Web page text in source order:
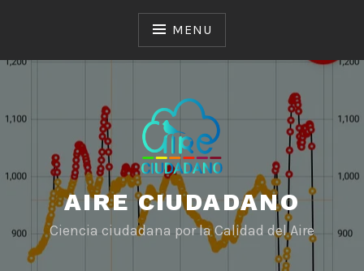
MENU
AIRE CIUDADANO
Ciencia ciudadana por la Calidad del Aire